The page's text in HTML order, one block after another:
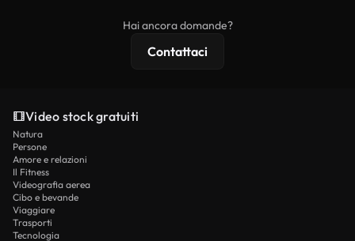
Hai ancora domande?
Contattaci
Video stock gratuiti
Natura
Persone
Amore e relazioni
Il Fitness
Videografia aerea
Cibo e bevande
Viaggiare
Trasporti
Tecnologia